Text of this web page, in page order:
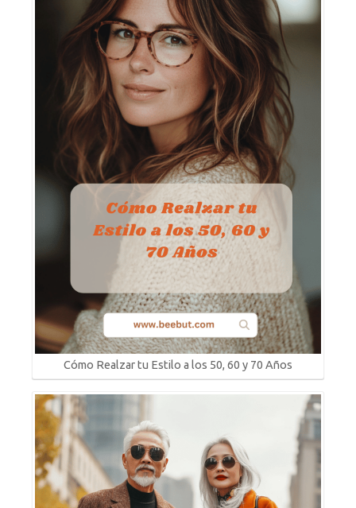
Cómo Realzar tu Estilo a los 50, 60 y 70 Años